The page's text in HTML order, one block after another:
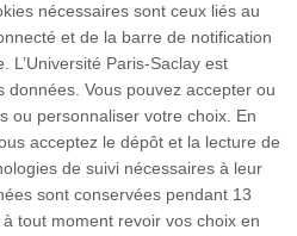
nécessaires sont ceux liés au
et de la barre de notification
L’Université Paris-Saclay est
données. Vous pouvez accepter ou
ou personnaliser votre choix. En
acceptez le dépôt et la lecture de
de suivi nécessaires à leur
sont conservées pendant 13
tout moment revoir vos choix en